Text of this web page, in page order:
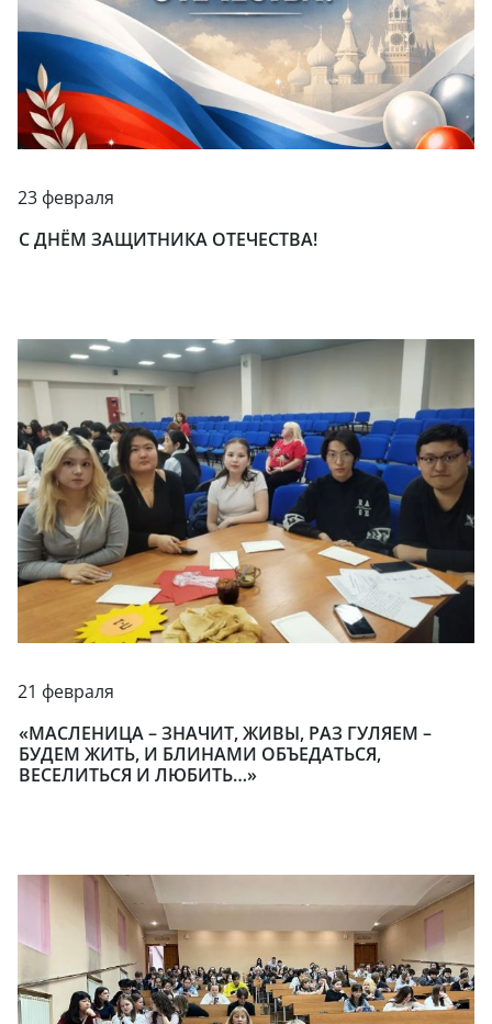
23 февраля
С ДНЁМ ЗАЩИТНИКА ОТЕЧЕСТВА!
21 февраля
«МАСЛЕНИЦА – ЗНАЧИТ, ЖИВЫ, РАЗ ГУЛЯЕМ –
БУДЕМ ЖИТЬ, И БЛИНАМИ ОБЪЕДАТЬСЯ,
ВЕСЕЛИТЬСЯ И ЛЮБИТЬ…»